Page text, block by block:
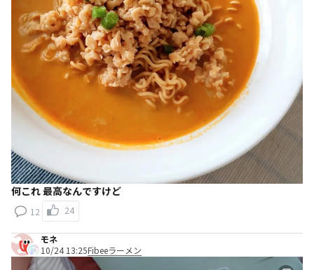
何これ 最高なんですけど
12 24
モネ
10/24 13:25Fibeeラーメン